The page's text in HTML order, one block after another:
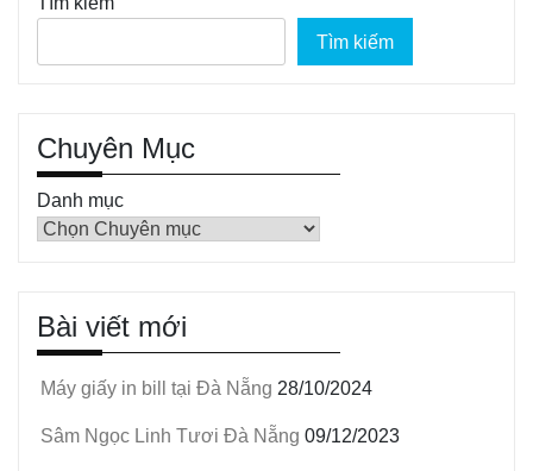
Tìm kiếm
Chuyên Mục
Danh mục
Bài viết mới
Máy giấy in bill tại Đà Nẵng 28/10/2024
Sâm Ngọc Linh Tươi Đà Nẵng 09/12/2023